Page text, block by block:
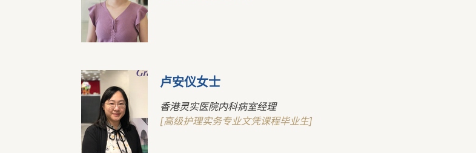
卢安仪女士
香港灵实医院内科病室经理
[高级护理实务专业文凭课程毕业生]